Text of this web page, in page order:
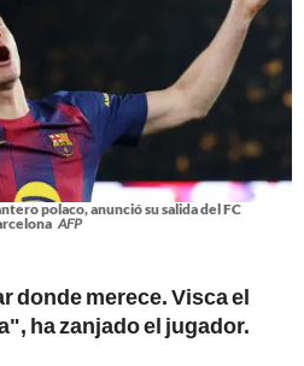
polaco, anunció su salida del FC
AFP
donde merece. Visca el
ha zanjado el jugador.